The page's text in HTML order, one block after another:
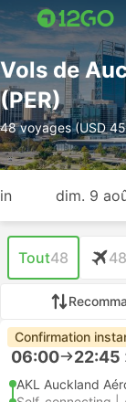
Vols de
(PER)
48 voyages (USD
dim. 9
Tout48 48
Confirmation
06:00 22:45
AKL Auckland